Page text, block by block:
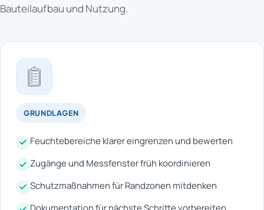
Bauteilaufbau und Nutzung.
GRUNDLAGEN
Feuchtebereiche klarer eingrenzen und bewerten
Zugänge und Messfenster früh koordinieren
Schutzmaßnahmen für Randzonen mitdenken